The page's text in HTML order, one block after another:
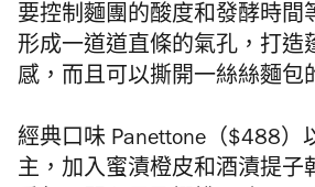
要控制麵團的酸度和發酵時間
形成一道道直條的氣孔，打造
感，而且可以撕開一絲絲麵包
經典口味 Panettone（$488）
主，加入蜜漬橙皮和酒漬提子